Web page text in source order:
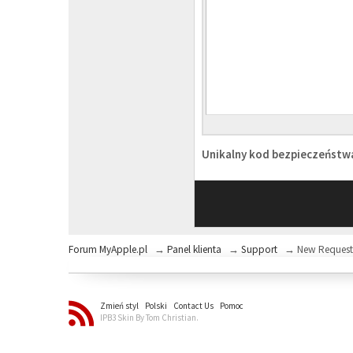
Unikalny kod
Forum MyApple.pl → Panel klienta → Support → New Request
Zmień styl Polski Contact Us
Pomoc
IPB3 Skin By Tom Christian.